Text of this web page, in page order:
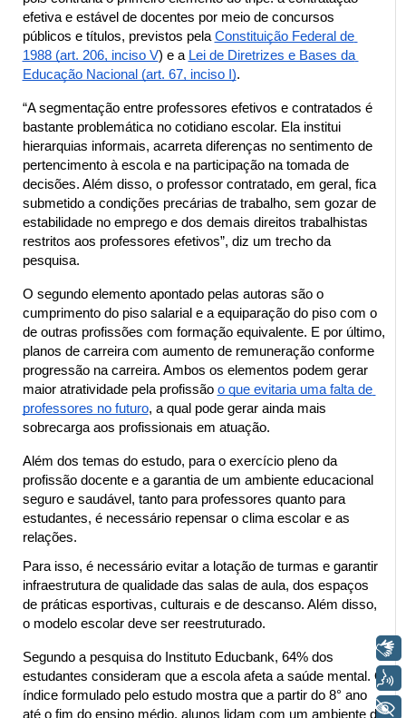
efetiva e estável de docentes por meio de concursos
públicos e títulos, previstos pela Constituição Federal de
1988 (art. 206, inciso V) e a Lei de Diretrizes e Bases da
Educação Nacional (art. 67, inciso I).
“A segmentação entre professores efetivos e contratados é
bastante problemática no cotidiano escolar. Ela institui
hierarquias informais, acarreta diferenças no sentimento de
pertencimento à escola e na participação na tomada de
decisões. Além disso, o professor contratado, em geral, fica
submetido a condições precárias de trabalho, sem gozar de
estabilidade no emprego e dos demais direitos trabalhistas
restritos aos professores efetivos”, diz um trecho da
pesquisa.
O segundo elemento apontado pelas autoras são o
cumprimento do piso salarial e a equiparação do piso com o
de outras profissões com formação equivalente. E por último,
planos de carreira com aumento de remuneração conforme
progressão na carreira. Ambos os elementos podem gerar
maior atratividade pela profissão o que evitaria uma falta de
professores no futuro, a qual pode gerar ainda mais
sobrecarga aos profissionais em atuação.
Além dos temas do estudo, para o exercício pleno da
profissão docente e a garantia de um ambiente educacional
seguro e saudável, tanto para professores quanto para
estudantes, é necessário repensar o clima escolar e as
relações.
Para isso, é necessário evitar a lotação de turmas e garantir
infraestrutura de qualidade das salas de aula, dos espaços
de práticas esportivas, culturais e de descanso. Além disso,
o modelo escolar deve ser reestruturado.
Segundo a pesquisa do Instituto Educbank, 64% dos
estudantes consideram que a escola afeta a saúde mental. O
índice formulado pelo estudo mostra que a partir do 8° ano
até o fim do ensino médio, alunos lidam com um ambiente de
Voz
+ Acessibilidade